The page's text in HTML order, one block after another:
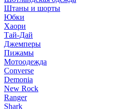
Штаны и шорты
Юбки
Хаори
Тай-Дай
Джемперы
Пижамы
Мотоодежда
Converse
Demonia
New Rock
Ranger
Shark